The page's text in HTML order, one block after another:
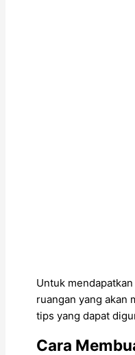
Untuk
ruangan yang akan
tips yang dapat
Cara